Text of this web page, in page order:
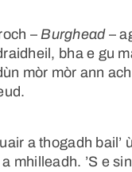
–Burghead–
bha e gu
mòr mòr ann
a thogadh
mhilleadh. ’S e